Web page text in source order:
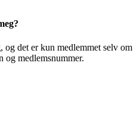
det er kun medlemmet selv om
og medlemsnummer.